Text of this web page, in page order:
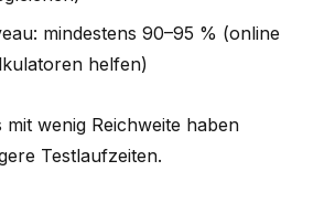
mindestens 90–95 % (online
helfen)
wenig Reichweite haben
Testlaufzeiten.